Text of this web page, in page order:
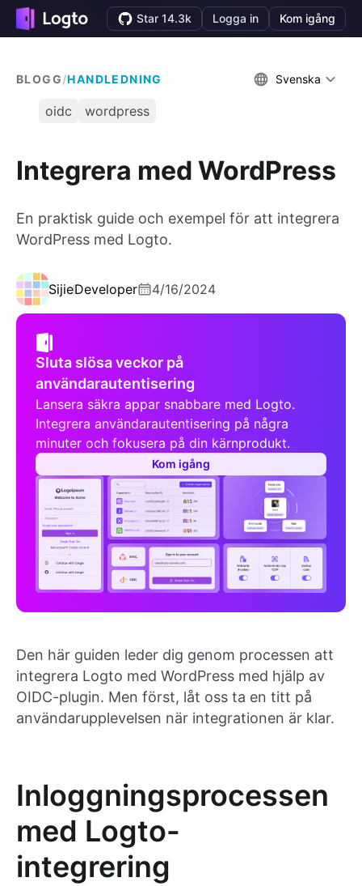
Star 14.3k Logga in Kom igång
BLOGG/HANDLEDNING Svenska
oidc wordpress
Integrera med WordPress
En praktisk guide och exempel för att integrera
WordPress med Logto.
SijieDeveloper 4/16/2024
Sluta slösa veckor på
användarautentisering
Lansera säkra appar snabbare med Logto.
Integrera användarautentisering på några
minuter och fokusera på din kärnprodukt.
Kom igång
Den här guiden leder dig genom processen att
integrera Logto med WordPress med hjälp av
OIDC-plugin. Men först, låt oss ta en titt på
användarupplevelsen när integrationen är klar.
Inloggningsprocessen
med Logto-
integrering